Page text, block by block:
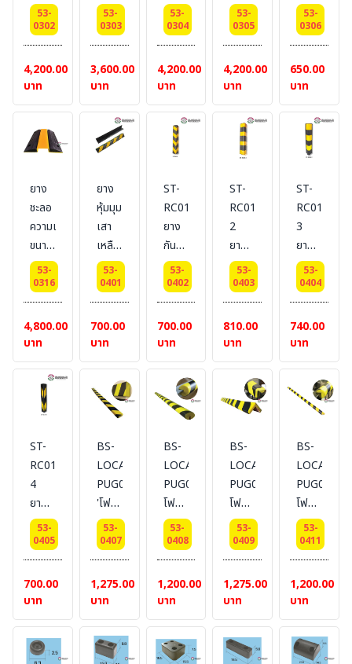
เล็ก
สิบล้อ
/
ใหญ่
ความเร็ว
สี
เหลือง
BESTSAFE
#Size
:
x
L50
cm.
53-
0302
4,200.00
บาท
ความเร็ว
สีดำ
ท่อน
หัว -
ท้าย (
หัวมน
BESTSAFE
#Size
W40
x
L50
x H6
cm.
53-
0303
3,600.00
บาท
ความเร็ว
สี
เหลือง
ท่อน
หัว -
ท้าย
มน )
BESTSAFE
:
W40
x
L50
x H6
cm.
53-
0304
4,200.00
บาท
สีดำ
BESTSAFE
#Size
W30
x
L100
x H5
cm.
53-
0305
4,200.00
บาท
ชะลอ
ความเร็ว
สะท้อน
แสง
(สีดำ)
BESTSAFE
#Size
W30
L100
x H5
cm.
53-
0306
650.00
บาท
ยาง
ชะลอ
ความเร็ว
ขนาด
41x52x7
cm.
พร้อม
ช่อง
เหล็ก
ใส่
เคเบิ้ล
พร้อม
พู
กน็อต
เหล็ก
ขนาด
10
53-
0316
4,800.00
บาท
ยาง
หุ้มมุม
เสา
เหลือง/
ดำ
BESTSAFE
#Size
: 80
x 10
x 10
53-
0401
700.00
บาท
ST-
RC01
ยาง
กันชน
ขอบ
เสา
800*100*10
mm.
ยี่ห้อ
BESTSAFE
53-
0402
700.00
บาท
ST-
RC01-
2
ยาง
กันชน
ขอบ
เสา
ขนาด
800*120*23
mm.
53-
0403
810.00
บาท
ST-
RC01-
3
ยาง
กันชน
ขอบ
เสา
ขนาด
mm.
53-
0404
740.00
บาท
ST-
RC01-
4
ยาง
กันชน
ขอบ
เสา
ขนาด
600*80*12
mm.
53-
0405
700.00
บาท
BS-
LOCAL-
PUG02
'โฟม
ติด
มุมกัน
กระแทก
วัสดุ
PU สี
เหลือง-
ดำ
#BESTSAFE
53-
0407
1,275.00
บาท
BS-
LOCAL-
PUG03
โฟม
ติด
ร่อง
กัน
กระแทก
วัสดุ
PU สี
เหลือง-
ดำ
53-
0408
1,200.00
บาท
BS-
LOCAL-
PUG04
โฟม
ติด
มุมกัน
กระแทก
วัสดุ
PU สี
เหลือง-
ดำ
ขนาด
53-
0409
1,275.00
บาท
BS-
LOCAL-
PUG01
โฟม
ติด
มุมกัน
กระแทก
วัสดุ
PU สี
เหลือง-
ดำ
ขนาด
53-
0411
1,200.00
บาท